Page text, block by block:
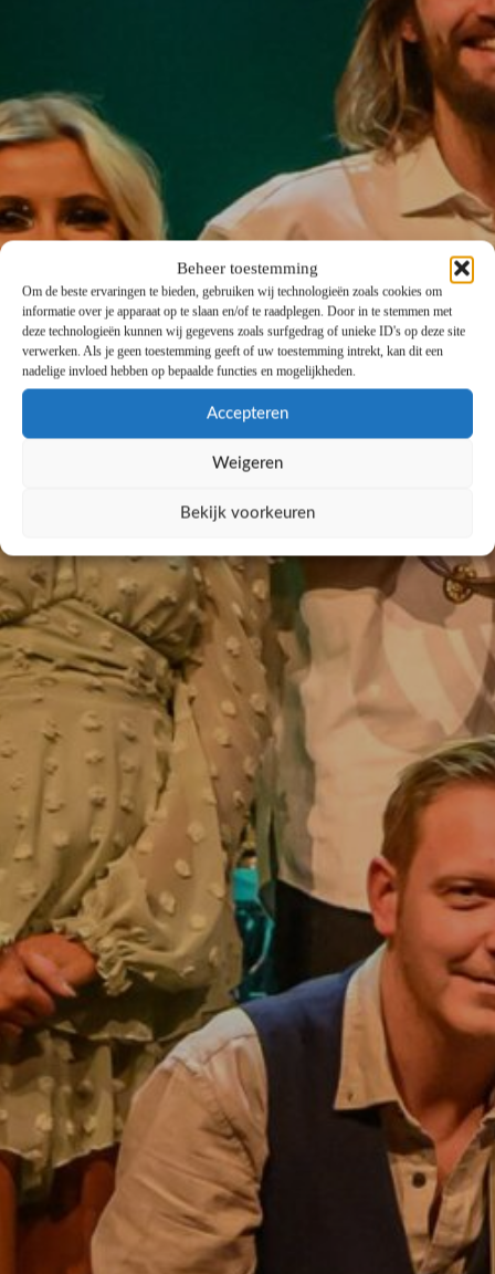
Beheer toestemming
Om de beste ervaringen te bieden, gebruiken wij technologieën zoals cookies om
informatie over je apparaat op te slaan en/of te raadplegen. Door in te stemmen met
deze technologieën kunnen wij gegevens zoals surfgedrag of unieke ID's op deze site
verwerken. Als je geen toestemming geeft of uw toestemming intrekt, kan dit een
nadelige invloed hebben op bepaalde functies en mogelijkheden.
Accepteren
Weigeren
Bekijk voorkeuren